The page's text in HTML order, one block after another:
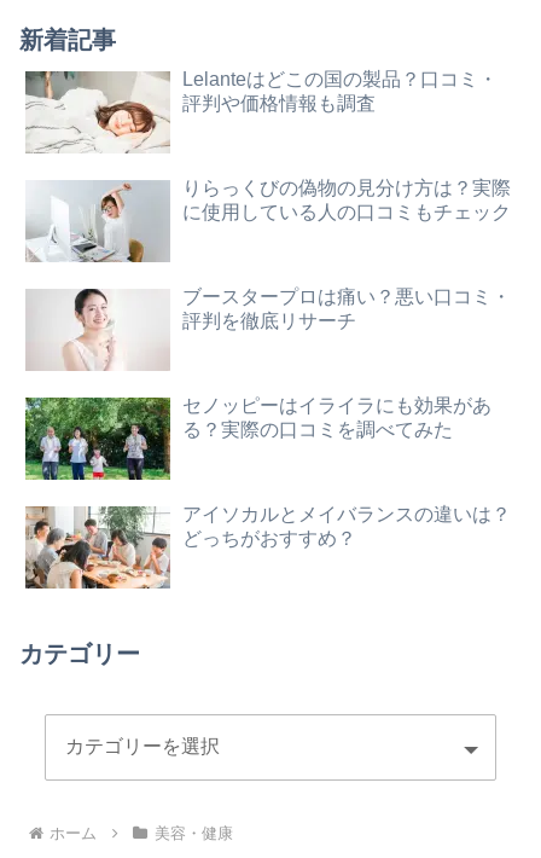
新着記事
Lelanteはどこの国の製品？口コミ・
評判や価格情報も調査
りらっくびの偽物の見分け方は？実際
に使用している人の口コミもチェック
ブースタープロは痛い？悪い口コミ・
評判を徹底リサーチ
セノッピーはイライラにも効果があ
る？実際の口コミを調べてみた
アイソカルとメイバランスの違いは？
どっちがおすすめ？
カテゴリー
ホーム 美容・健康